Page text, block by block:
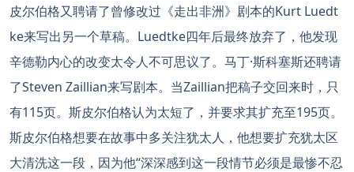
皮尔伯格又聘请了曾修改过《走出非洲》剧本的Kurt Luedt
ke来写出另一个草稿。Luedtke四年后最终放弃了，他发现
辛德勒内心的改变太令人不可思议了。马丁·斯科塞斯还聘请
了Steven Zaillian来写剧本。当Zaillian把稿子交回来时，只
有115页。斯皮尔伯格认为太短了，并要求其扩充至195页。
斯皮尔伯格想要在故事中多关注犹太人，他想要扩充犹太区
大清洗这一段，因为他“深深感到这一段情节必须是最惨不忍